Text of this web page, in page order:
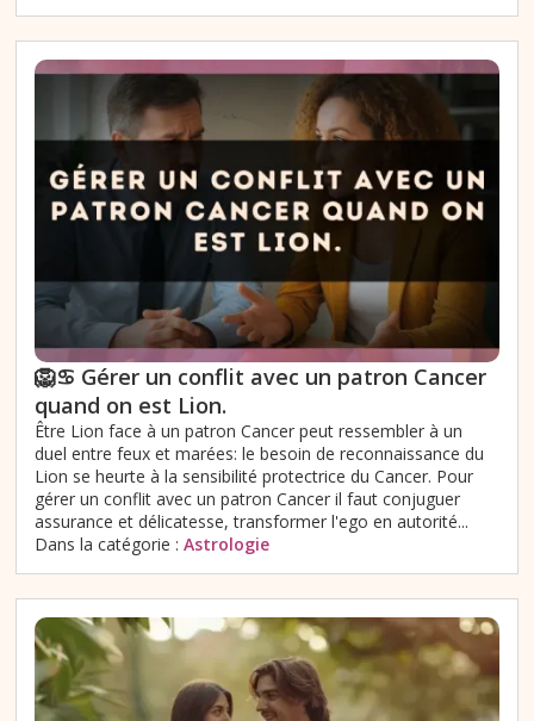
🦁♋️ Gérer un conflit avec un patron Cancer
quand on est Lion.
Être Lion face à un patron Cancer peut ressembler à un
duel entre feux et marées: le besoin de reconnaissance du
Lion se heurte à la sensibilité protectrice du Cancer. Pour
gérer un conflit avec un patron Cancer il faut conjuguer
assurance et délicatesse, transformer l'ego en autorité...
Dans la catégorie : Astrologie